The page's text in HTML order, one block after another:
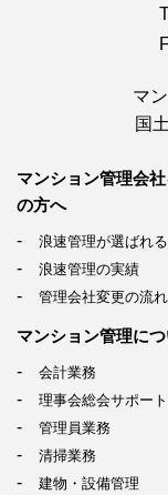
マ
国
マンション管理会
の方へ
浪速管理が選ばれ
浪速管理の実績
管理会社変更の流れ
マンション管理に
会計業務
理事会総会サポート
管理員業務
清掃業務
建物・設備管理